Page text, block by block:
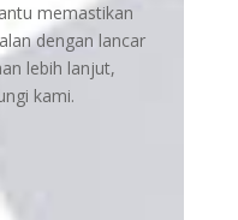
memastikan
dengan lancar
lebih lanjut,
kami.